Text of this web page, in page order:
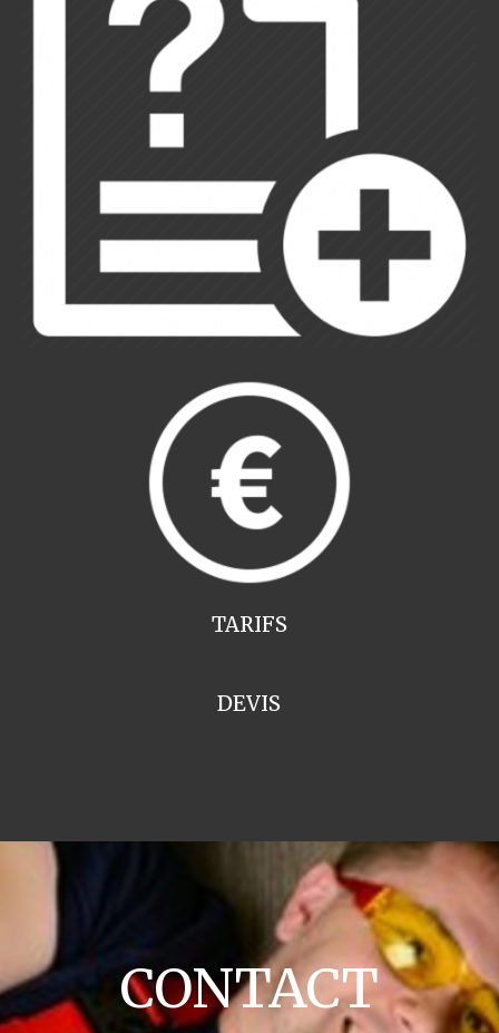
TARIFS
DEVIS
CONTACT